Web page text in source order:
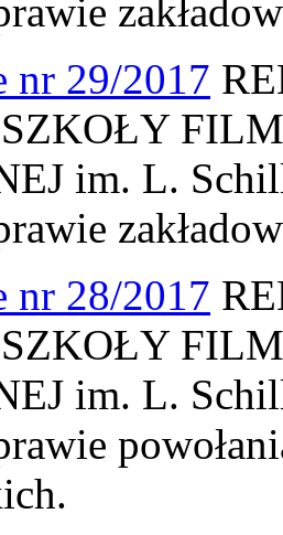
nr 29/2017
im. L.
nr 28/2017
im. L.